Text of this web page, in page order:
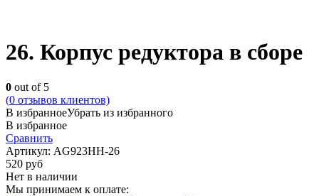
26. Корпус редуктора в сборе
0 out of 5
(0 отзывов клиентов)
В избранноеУбрать из избранного
В избранное
Сравнить
Артикул: AG923HH-26
520 руб
Нет в наличии
Мы принимаем к оплате: